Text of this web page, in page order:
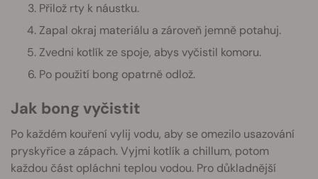
Přilož rty k náustku.
Zapal okraj materiálu a zároveň jemně potahuj.
Zvedni kotlík ze spoje, abys vyčistil komoru.
Po použití bong opatrně odlož.
Jak bong vyčistit
Po každém kouření vylij vodu, aby se omezilo usazování
pryskyřice a zápach. Vyjmi kotlík a chillum, potom
každou část opláchni teplou vodou. Pro důkladnější